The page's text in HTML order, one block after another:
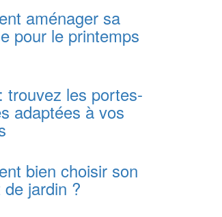
aménager sa
pour le printemps
trouvez les portes-
adaptées à vos
bien choisir son
jardin ?